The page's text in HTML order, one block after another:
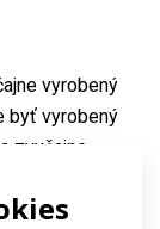
vyrobený
byť vyrobený
zvyčajne
zipsom,